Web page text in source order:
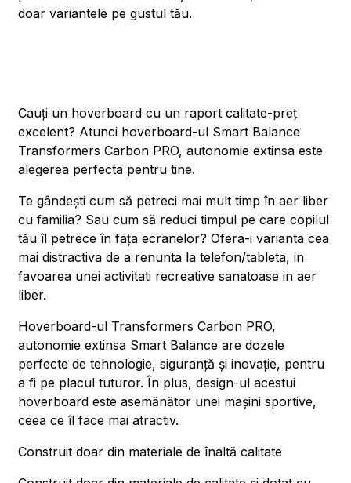
doar variantele pe gustul tău.
Cauți un hoverboard cu un raport calitate-preț
excelent? Atunci hoverboard-ul Smart Balance
Transformers Carbon PRO, autonomie extinsa este
alegerea perfecta pentru tine.
Te gândești cum să petreci mai mult timp în aer liber
cu familia? Sau cum să reduci timpul pe care copilul
tău îl petrece în fața ecranelor? Ofera-i varianta cea
mai distractiva de a renunta la telefon/tableta, in
favoarea unei activitati recreative sanatoase in aer
liber.
Hoverboard-ul Transformers Carbon PRO,
autonomie extinsa Smart Balance are dozele
perfecte de tehnologie, siguranță și inovație, pentru
a fi pe placul tuturor. În plus, design-ul acestui
hoverboard este asemănător unei mașini sportive,
ceea ce îl face mai atractiv.
Construit doar din materiale de înaltă calitate